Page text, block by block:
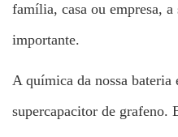
família, casa ou empresa, a
importante.
A química da nossa bateria
supercapacitor de grafeno.